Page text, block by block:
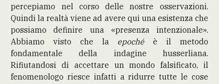
percepiamo nel corso delle nostre osservazioni.
Quindi la realtà viene ad avere qui una esistenza che
possiamo definire una «presenza intenzionale».
Abbiamo visto che la epochéè il metodo
fondamentale della indagine husserliana.
Rifiutandosi di accettare un mondo falsificato, il
fenomenologo riesce infatti a ridurre tutte le cose